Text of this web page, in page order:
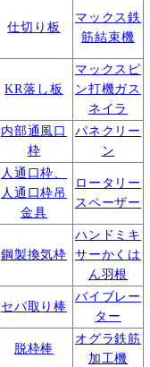
仕切り板
マックス鉄
筋結束機
KR落し板
マックスピ
ン打機ガス
ネイラ
内部通風口
枠
パネクリー
ン
人通口枠、
人通口枠吊
金具
ロータリー
スペーザー
鋼製換気枠
ハンドミキ
サーかくは
ん羽根
セパ取り棒
バイブレー
ター
脱枠棒
オグラ鉄筋
加工機